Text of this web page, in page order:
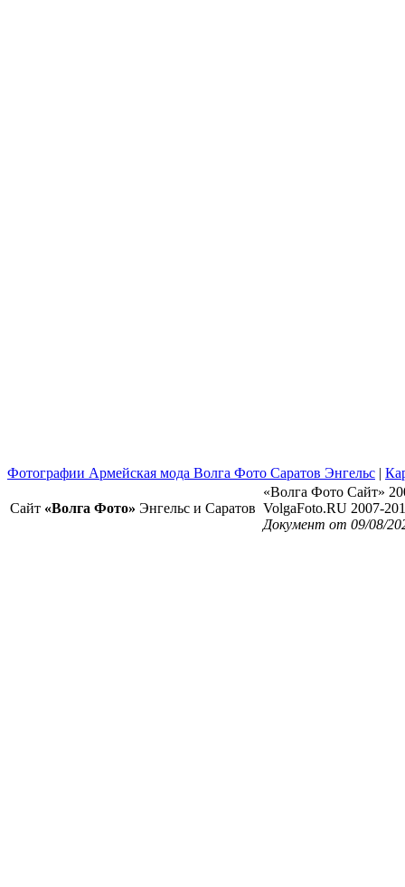
Фотографии Армейская мода Волга Фото Саратов Энгельс |
Сайт «Волга Фото» Энгельс и Саратов
«Волга Фото Сайт»
VolgaFoto.RU 2007-
Документ от 09/08/